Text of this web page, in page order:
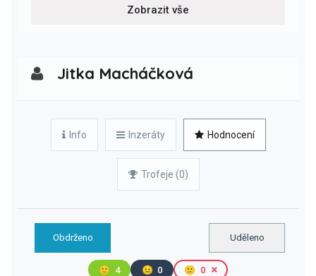
Zobrazit vše
Jitka Macháčková
Info Inzeráty Hodnocení
Trofeje (0)
Obdrženo Uděleno
🙂 4 😐 0 🙁 0